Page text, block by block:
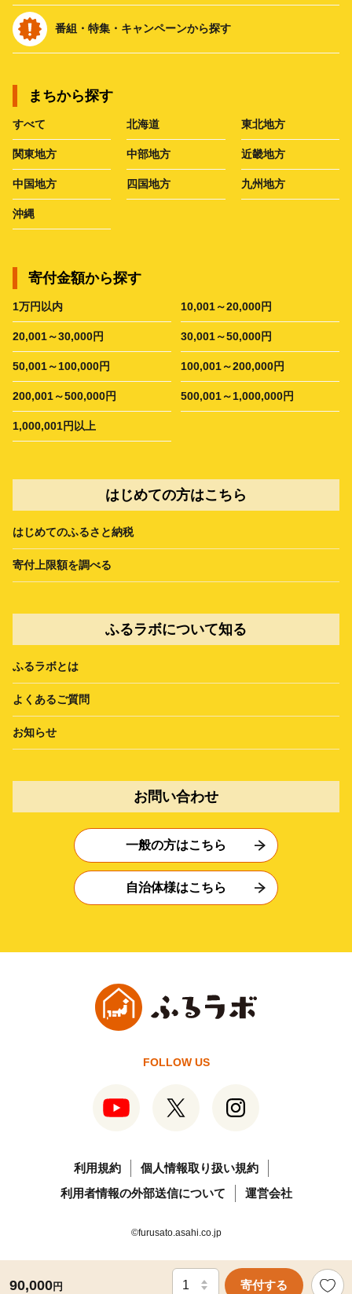
90,000円 寄付する
番組・特集・キャンペーンから探す
まちから探す
すべて 北海道 東北地方
関東地方 中部地方 近畿地方
中国地方 四国地方 九州地方
沖縄
寄付金額から探す
1万円以内 10,001～20,000円
20,001～30,000円 30,001～50,000円
50,001～100,000円 100,001～200,000円
200,001～500,000円 500,001～1,000,000円
1,000,001円以上
はじめての方はこちら
はじめてのふるさと納税
寄付上限額を調べる
ふるラボについて知る
ふるラボとは
よくあるご質問
お知らせ
お問い合わせ
一般の方はこちら
自治体様はこちら
FOLLOW US
利用規約
個人情報取り扱い規約
利用者情報の外部送信について
運営会社
©furusato.asahi.co.jp